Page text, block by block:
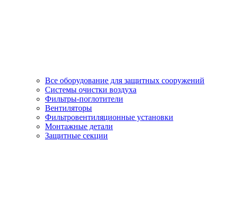
Все оборудование для защитных сооружений
Системы очистки воздуха
Фильтры-поглотители
Вентиляторы
Фильтровентиляционные установки
Монтажные детали
Защитные секции